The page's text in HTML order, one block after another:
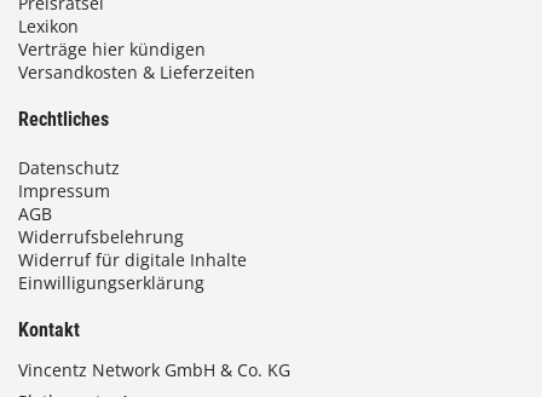
Lexikon
Verträge hier kündigen
Versandkosten & Lieferzeiten
Rechtliches
Datenschutz
Impressum
AGB
Widerrufsbelehrung
Widerruf für digitale Inhalte
Einwilligungserklärung
Kontakt
Vincentz Network GmbH & Co. KG